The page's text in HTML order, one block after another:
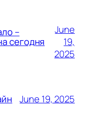
–
сегодня
June
19,
2025
June 19, 2025